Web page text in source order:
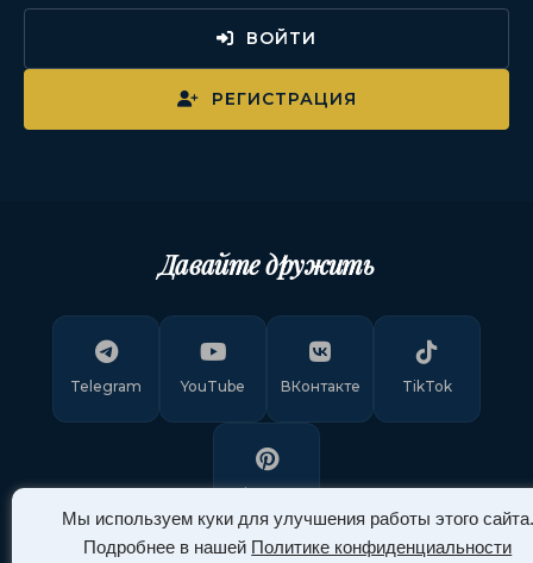
Мы используем куки для улучшения работы этого сайта.
Подробнее в нашей Политике конфиденциальности
ВОЙТИ
РЕГИСТРАЦИЯ
Давайте дружить
Telegram YouTube ВКонтакте TikTok
Pinterest